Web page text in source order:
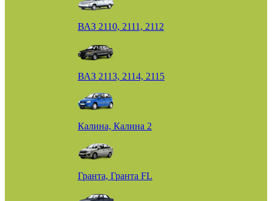
ВАЗ 2110, 2111, 2112
ВАЗ 2113, 2114, 2115
Калина, Калина 2
Гранта, Гранта FL